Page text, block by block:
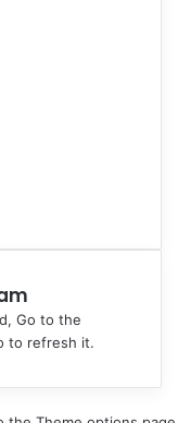
Go to the
to refresh it.